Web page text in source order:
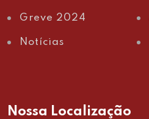
Greve 2024
Notícias
Nossa Localização